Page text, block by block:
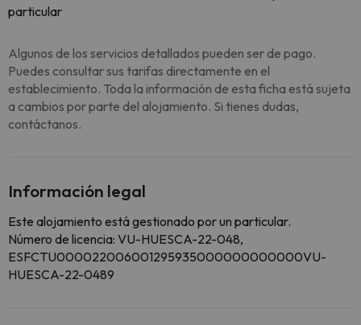
particular
Algunos de los servicios detallados pueden ser de pago.
Puedes consultar sus tarifas directamente en el
establecimiento. Toda la información de esta ficha está sujeta
a cambios por parte del alojamiento. Si tienes dudas,
contáctanos.
Información legal
Este alojamiento está gestionado por un particular.
Número de licencia: VU-HUESCA-22-048,
ESFCTU000022006001295935000000000000VU-
HUESCA-22-0489